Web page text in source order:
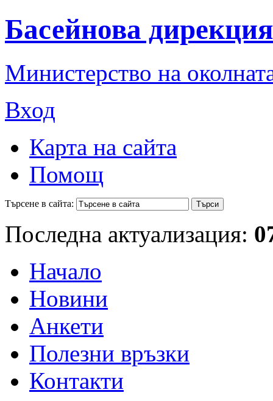
Басейнова
Министерство на
Вход
Карта на сайта
Помощ
Търсене в сайта:
Последна актуализация:
Начало
Новини
Анкети
Полезни връзки
Контакти